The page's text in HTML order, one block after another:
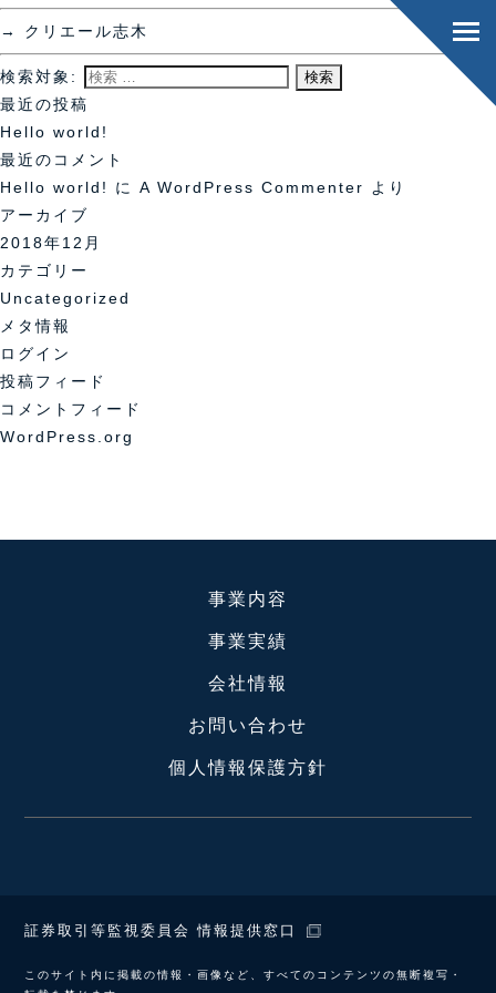
→ クリエール志木
検索対象:
最近の投稿
Hello world!
最近のコメント
Hello world!
に A WordPress Commenter
より
アーカイブ
2018年12月
カテゴリー
Uncategorized
メタ情報
ログイン
投稿フィード
コメントフィード
WordPress.org
事業内容
事業実績
会社情報
お問い合わせ
個人情報保護方針
証券取引等監視委員会 情報提供窓口
このサイト内に掲載の情報・画像など、すべてのコンテンツの無断複写・